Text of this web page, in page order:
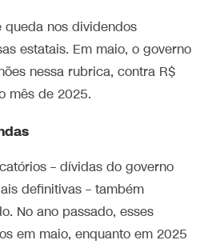
queda nos dividendos
estatais. Em maio, o governo
nessa rubrica, contra R$
mês de 2025.
– dívidas do governo
definitivas – também
No ano passado, esses
em maio, enquanto em 2025